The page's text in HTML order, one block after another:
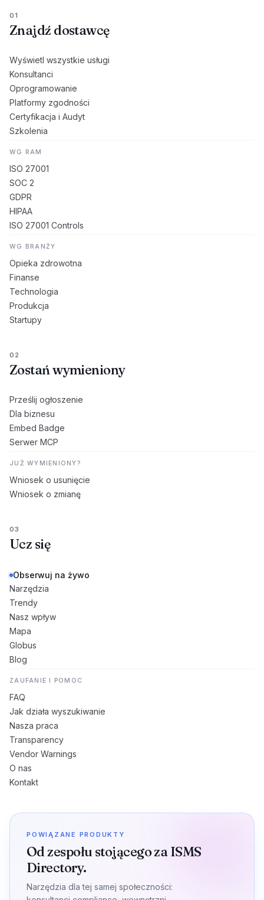
01
Znajdź dostawcę
Wyświetl wszystkie usługi
Konsultanci
Oprogramowanie
Platformy zgodności
Certyfikacja i Audyt
Szkolenia
WG RAM
ISO 27001
SOC 2
GDPR
HIPAA
ISO 27001 Controls
WG BRANŻY
Opieka zdrowotna
Finanse
Technologia
Produkcja
Startupy
02
Zostań wymieniony
Prześlij ogłoszenie
Dla biznesu
Embed Badge
Serwer MCP
JUŻ WYMIENIONY?
Wniosek o usunięcie
Wniosek o zmianę
03
Ucz się
Obserwuj na żywo
Narzędzia
Trendy
Nasz wpływ
Mapa
Globus
Blog
ZAUFANIE I POMOC
FAQ
Jak działa wyszukiwanie
Nasza praca
Transparency
Vendor Warnings
O nas
Kontakt
POWIĄZANE PRODUKTY
Od zespołu stojącego za ISMS
Directory.
Narzędzia dla tej samej społeczności: